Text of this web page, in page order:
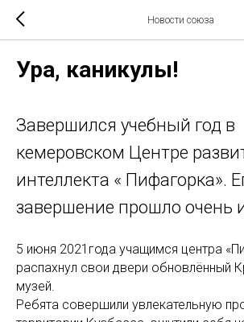
Новости союза
Ура, каникулы!
Завершился учебный год в
кемеровском Центре
интеллекта « Пифагорка».
завершение прошло очень
5 июня 2021года учащимся центра
распахнул свои двери обновлённый
музей.
Ребята совершили увлекательную